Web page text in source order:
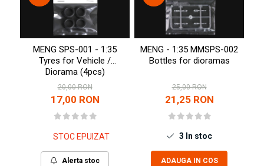
MENG SPS-001 - 1:35
Tyres for Vehicle /
Diorama (4pcs)
20,00 RON
17,00 RON
STOC EPUIZAT
Alerta stoc
MENG - 1:35 MMSPS-002
Bottles for dioramas
25,00 RON
21,25 RON
3 In stoc
ADAUGA IN COS